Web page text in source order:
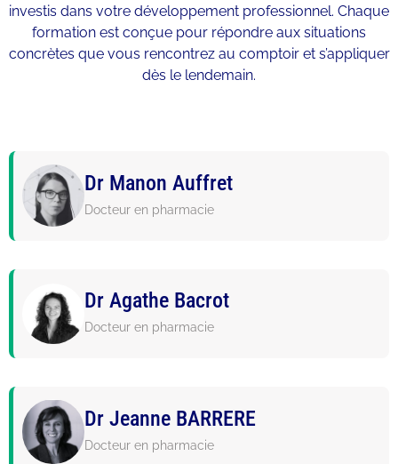
investis dans votre développement professionnel. Chaque
formation est conçue pour répondre aux situations
concrètes que vous rencontrez au comptoir et s’appliquer
dès le lendemain.
Dr Manon Auffret
Docteur en pharmacie
Dr Agathe Bacrot
Docteur en pharmacie
Dr Jeanne BARRERE
Docteur en pharmacie